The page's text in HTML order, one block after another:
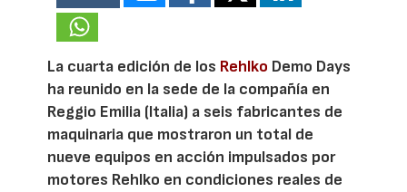
La cuarta edición de los Rehlko Demo Days
ha reunido en la sede de la compañía en
Reggio Emilia (Italia) a seis fabricantes de
maquinaria que mostraron un total de
nueve equipos en acción impulsados por
motores Rehlko en condiciones reales de